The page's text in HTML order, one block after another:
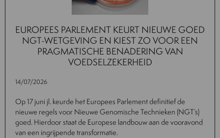
EUROPEES PARLEMENT KEURT NIEUWE GOED
NGT-WETGEVING EN KIEST ZO VOOR EEN
PRAGMATISCHE BENADERING VAN
VOEDSELZEKERHEID
14/07/2026
Op 17 juni jl. keurde het Europees Parlement definitief de
nieuwe regels voor Nieuwe Genomische Technieken (NGT’s)
goed. Hierdoor staat de Europese landbouw aan de vooravond
van een ingrijpende transformatie.